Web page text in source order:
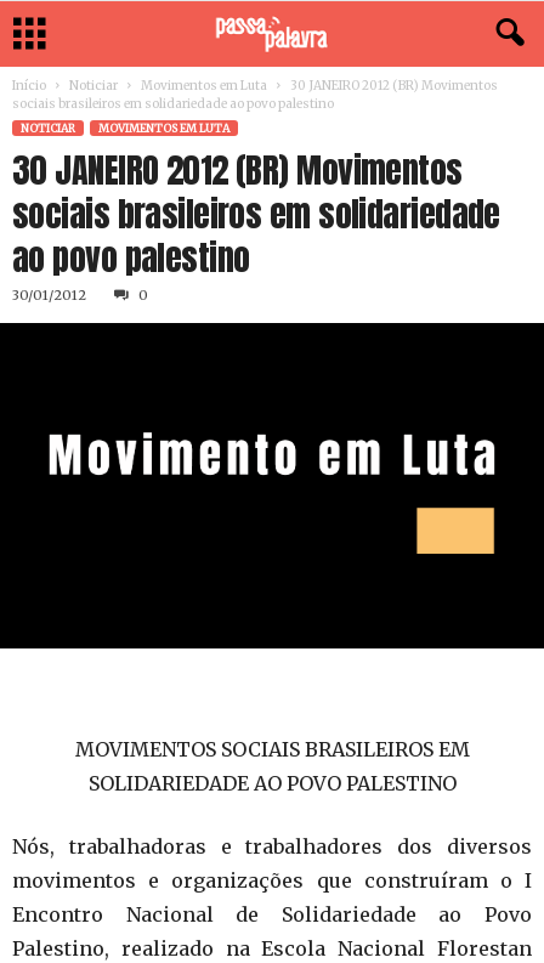
Início Noticiar Movimentos em Luta
30 JANEIRO 2012 (BR) Movimentos
sociais brasileiros em solidariedade ao povo palestino
NOTICIAR MOVIMENTOS EM LUTA
30 JANEIRO 2012 (BR) Movimentos
sociais brasileiros em solidariedade
ao povo palestino
30/01/2012 0
MOVIMENTOS SOCIAIS BRASILEIROS EM
SOLIDARIEDADE AO POVO PALESTINO
Nós, trabalhadoras e trabalhadores dos diversos
movimentos e organizações que construíram o I
Encontro Nacional de Solidariedade ao Povo
Palestino, realizado na Escola Nacional Florestan